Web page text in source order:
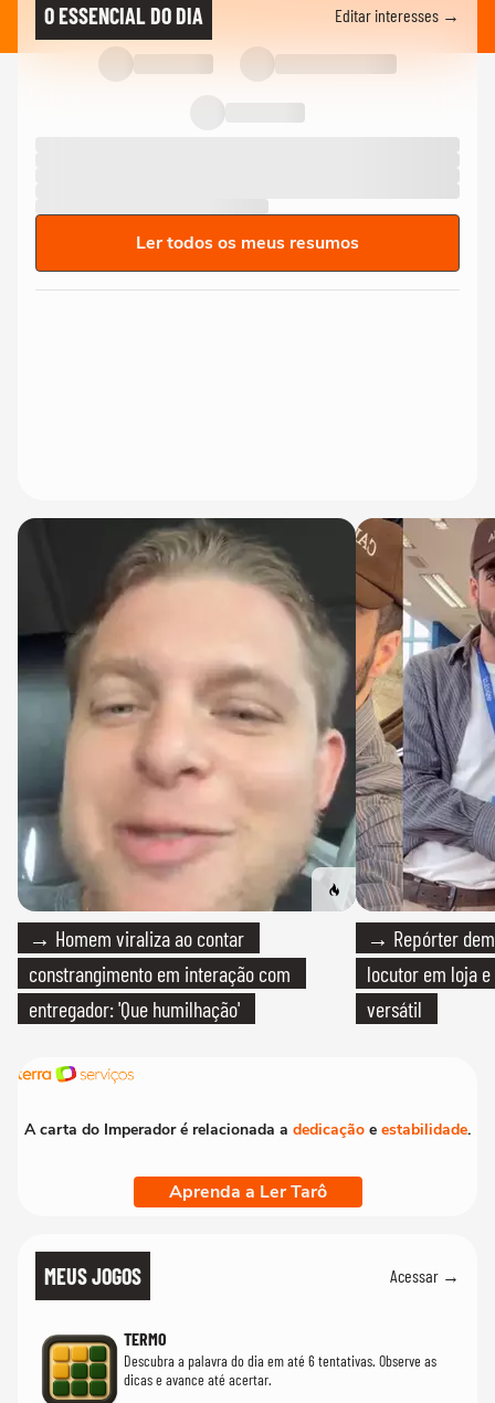
O ESSENCIAL DO DIA Editar interesses →
Ler todos os meus resumos
→ Homem viraliza ao contar
constrangimento em interação com
entregador: 'Que humilhação'
→ Repórter
locutor em loja
versátil
A carta do Imperador é relacionada a dedicação e estabilidade.
Aprenda a Ler Tarô
MEUS JOGOS Acessar →
TERMO
Descubra a palavra do dia em até 6 tentativas. Observe as
dicas e avance até acertar.